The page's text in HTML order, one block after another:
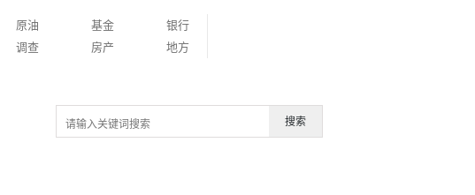
原油 基金
银行
调查 房产 地方
搜索